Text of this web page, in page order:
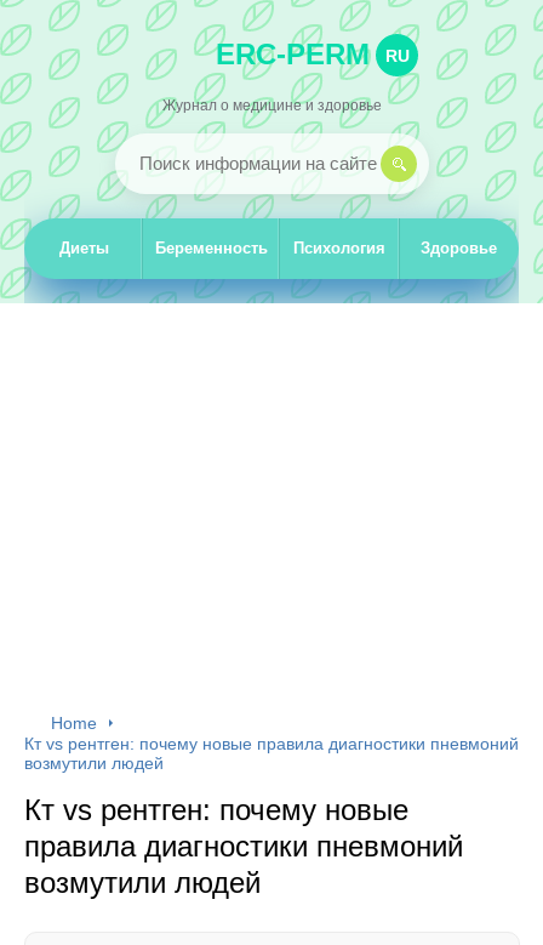
ERC-PERM RU
Журнал о медицине и здоровье
Диеты Беременность Психология Здоровье
Home
Кт vs рентген: почему новые правила диагностики пневмоний
возмутили людей
Кт vs рентген: почему новые
правила диагностики пневмоний
возмутили людей